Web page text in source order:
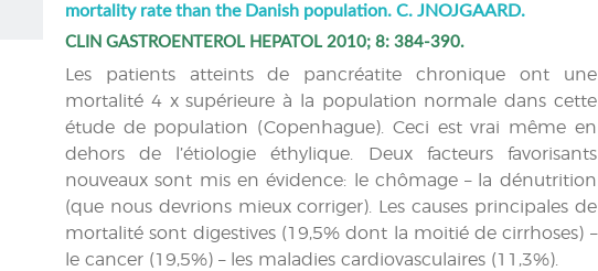
mortality rate than the Danish population. C. JNOJGAARD.
CLIN GASTROENTEROL HEPATOL 2010; 8: 384-390.
Les patients atteints de pancréatite chronique ont une
mortalité 4 x supérieure à la population normale dans cette
étude de population (Copenhague). Ceci est vrai même en
dehors de l’étiologie éthylique. Deux facteurs favorisants
nouveaux sont mis en évidence: le chômage – la dénutrition
(que nous devrions mieux corriger). Les causes principales de
mortalité sont digestives (19,5% dont la moitié de cirrhoses) –
le cancer (19,5%) – les maladies cardiovasculaires (11,3%).